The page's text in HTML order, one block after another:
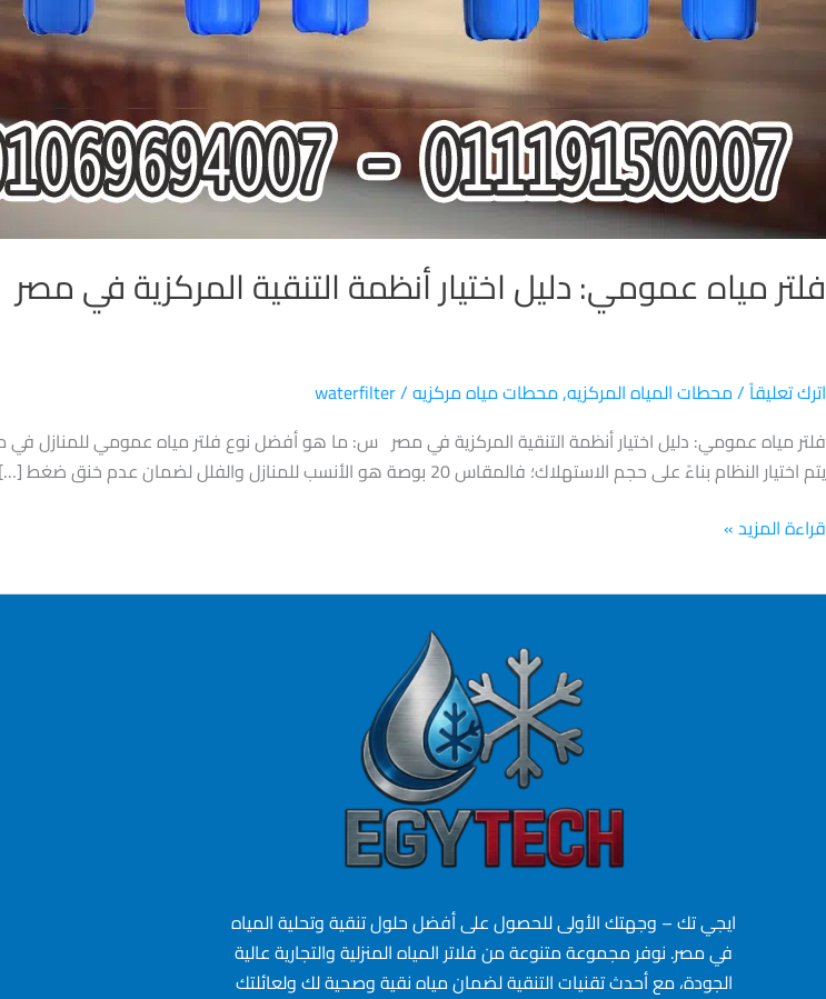
فلتر مياه عمومي: دليل اختيار أنظمة التنقية المركزية في مصر
اترك تعليقاً/محطات المياه المركزيه,محطات مياه مركزيه/
waterfilter
يتم اختيار النظام بناءً على حجم الاستهلاك؛ فالمقاس 20 بوصة هو الأنسب للمنازل والفلل لضمان عدم خنق ضغط […]
قراءة المزيد »
ايجي تك – وجهتك الأولى للحصول على أفضل حلول تنقية وتحلية المياه
في مصر. نوفر مجموعة متنوعة من فلاتر المياه المنزلية والتجارية عالية
الجودة، مع أحدث تقنيات التنقية لضمان مياه نقية وصحية لك ولعائلتك